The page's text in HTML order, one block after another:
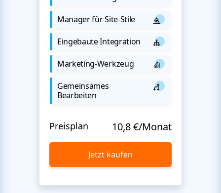
Manager für Site-Stile
Eingebaute Integration
Marketing-Werkzeug
Gemeinsames
Bearbeiten
Preisplan 10,8 €/Monat
Jetzt kaufen